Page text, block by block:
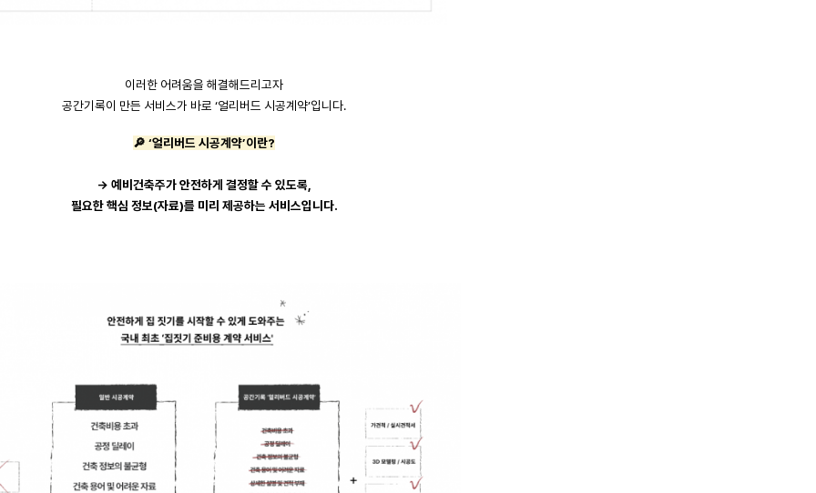
이러한 어려움을 해결해드리고자
공간기록이 만든 서비스가 바로 ‘얼리버드 시공계약’입니다.
🔎 ‘얼리버드 시공계약’이란?
​→ 예비건축주가 안전하게 결정할 수 있도록,
필요한 핵심 정보(자료)를 미리 제공하는 서비스입니다.